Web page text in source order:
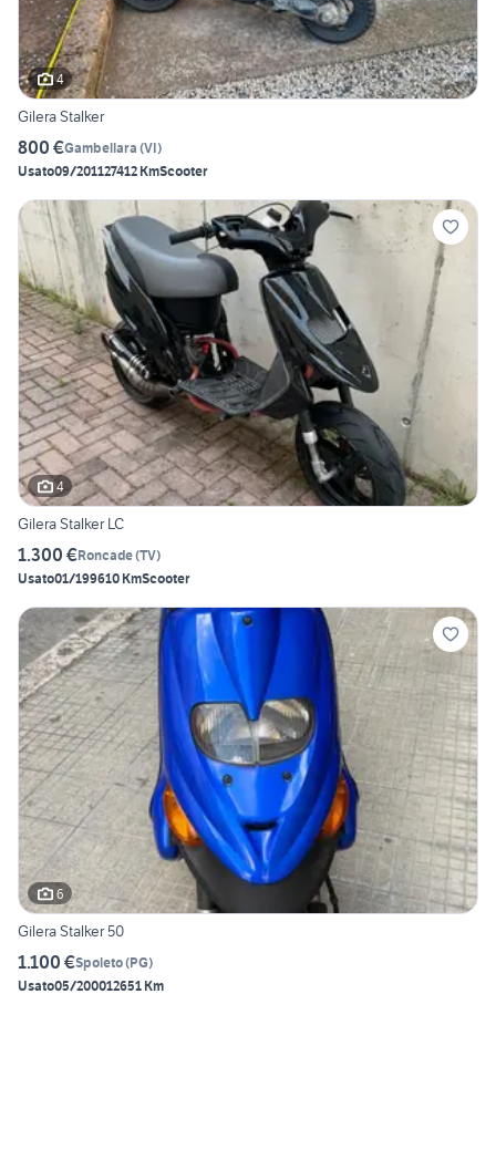
4
Gilera Stalker
800 €Gambellara (VI)
Usato09/201127412 KmScooter
4
Gilera Stalker LC
1.300 €Roncade(TV)
Usato01/199610 KmScooter
6
Gilera Stalker 50
1.100 €Spoleto(PG)
Usato05/200012651 Km